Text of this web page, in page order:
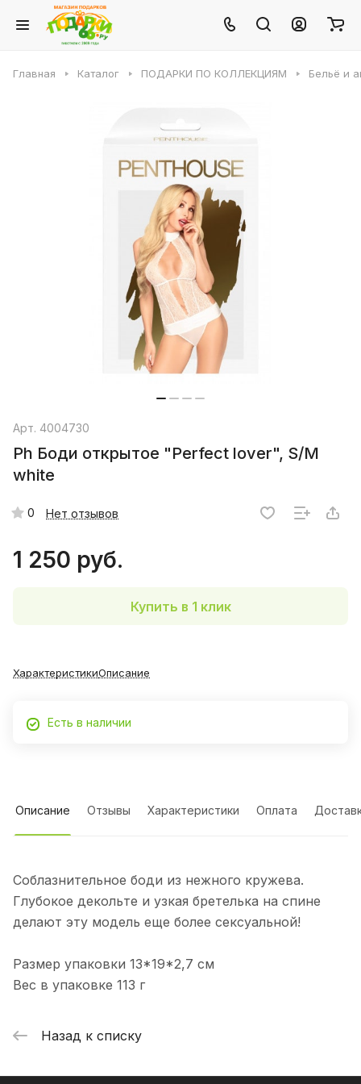
Главная Каталог ПОДАРКИ ПО КОЛЛЕКЦИЯМ Бельё и
Арт. 4004730
Ph Боди открытое "Perfect lover", S/M
white
0 Нет отзывов
1 250 руб.
Купить в 1 клик
ХарактеристикиОписание
Есть в наличии
Описание Отзывы Характеристики Оплата
Соблазнительное боди из нежного кружева.
Глубокое декольте и узкая бретелька на спине
делают эту модель еще более сексуальной!
Размер упаковки 13*19*2,7 см
Вес в упаковке 113 г
Назад к списку